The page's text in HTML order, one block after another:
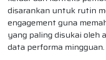
disarankan untuk rutin
engagement guna
yang paling disukai oleh
data performa mingguan.